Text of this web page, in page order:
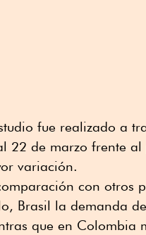
fue realizado a
22 de marzo frente
variación.
con otros
Brasil la demanda
que en Colombia